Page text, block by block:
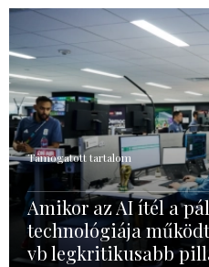
Támogatott tartalom
Amikor az AI ítél a
technológiája
vb legkritikusabb